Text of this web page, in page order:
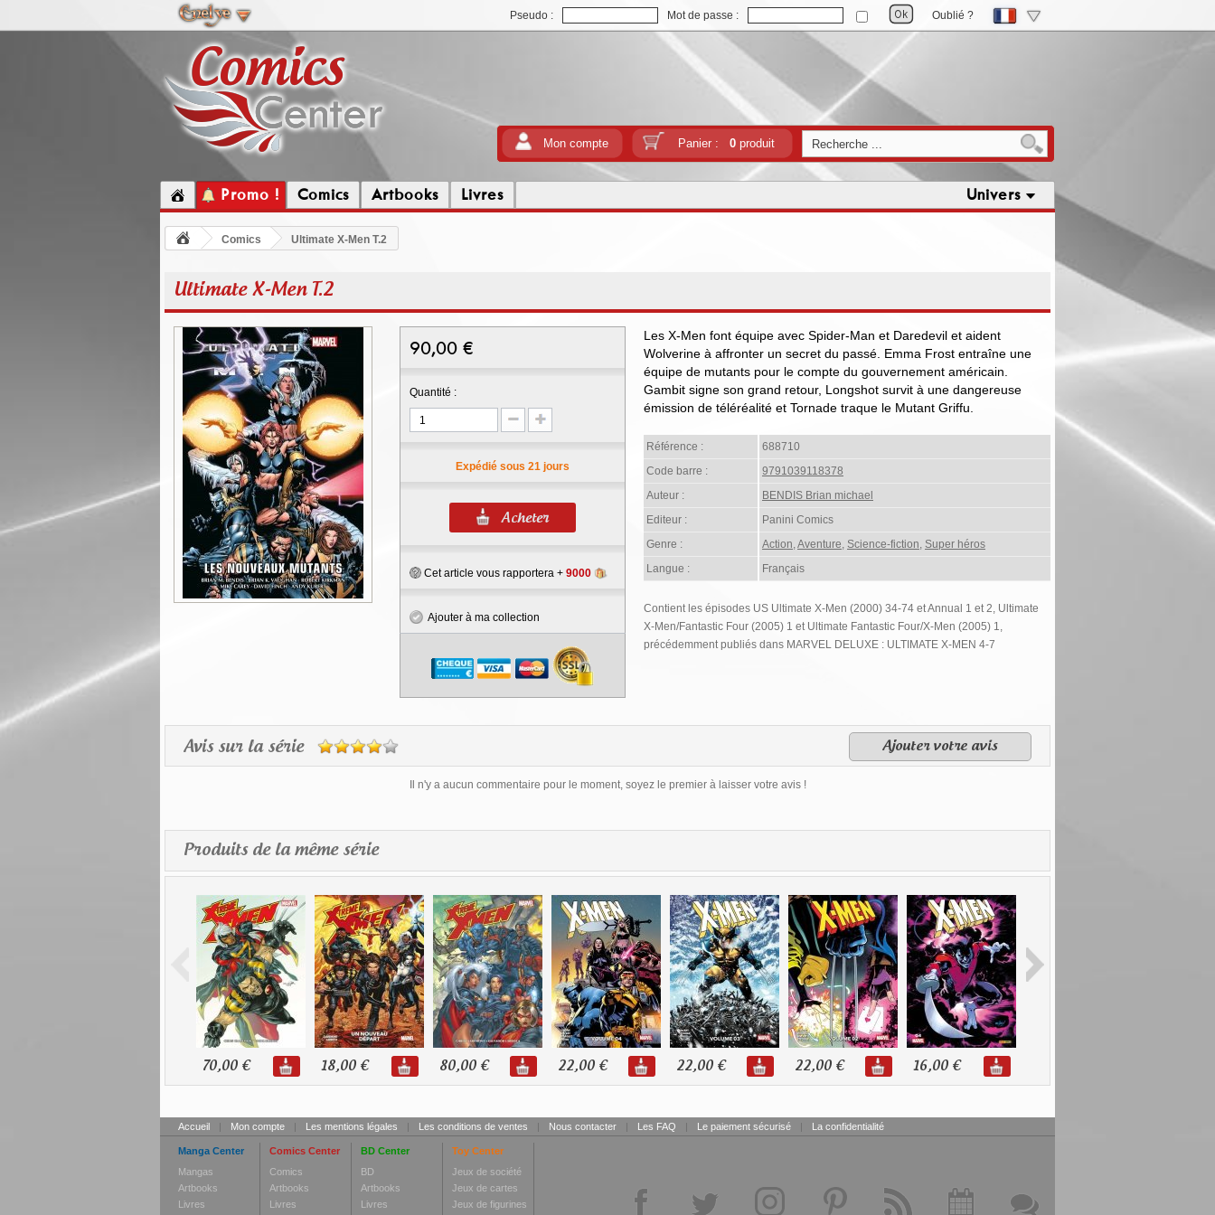
Pseudo : Mot de passe : Oublié ?
Mon compte Panier : 0produit
Promo ! Comics Artbooks Livres Univers
Comics Ultimate X-Men T.2
Ultimate X-Men T.2
90,00 €
Quantité :
Expédié sous 21 jours
Cet article vous rapportera + 9000
Ajouter à ma collection
Les X-Men font équipe avec Spider-Man et Daredevil et aident
Wolverine à affronter un secret du passé. Emma Frost entraîne une
équipe de mutants pour le compte du gouvernement américain.
Gambit signe son grand retour, Longshot survit à une dangereuse
émission de téléréalité et Tornade traque le Mutant Griffu.
Référence :
688710
Code barre :
9791039118378
Auteur :
BENDIS Brian michael
Editeur :
Panini Comics
Genre :
Action,Aventure, Science-fiction, Super héros
Langue :
Français
Contient les épisodes US Ultimate X-Men (2000) 34-74 et Annual 1 et 2, Ultimate
X-Men/Fantastic Four (2005) 1 et Ultimate Fantastic Four/X-Men (2005) 1,
précédemment publiés dans MARVEL DELUXE : ULTIMATE X-MEN 4-7
Avis sur la série Ajouter votre avis
Il n'y a aucun commentaire pour le moment, soyez le premier à laisser votre avis !
Produits de la même série
70,00 € 18,00 € 80,00 € 22,00 € 22,00 € 22,00 € 16,00 €
Accueil | Mon compte | Les mentions légales | Les conditions de ventes | Nous contacter | Les FAQ | Le paiement sécurisé | La confidentialité
Manga Center
Mangas
Artbooks
Livres
Comics Center
Comics
Artbooks
Livres
BD Center
BD
Artbooks
Livres
Toy Center
Jeux de société
Jeux de cartes
Jeux de figurines